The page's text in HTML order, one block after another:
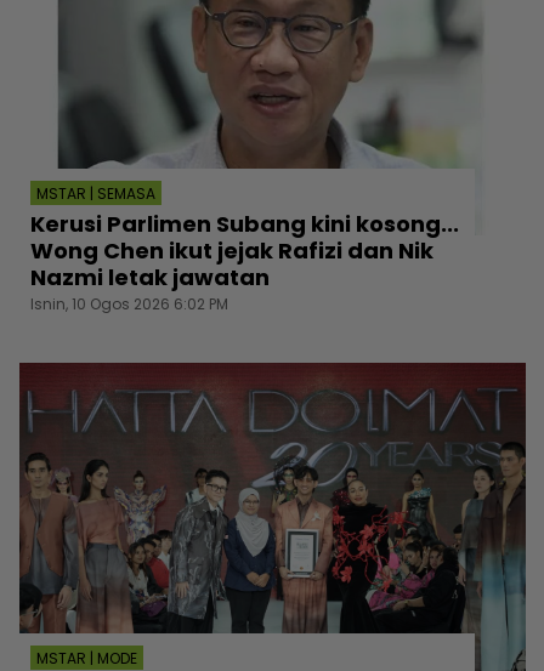
MSTAR | SEMASA
Kerusi Parlimen Subang kini kosong...
Wong Chen ikut jejak Rafizi dan Nik
Nazmi letak jawatan
Isnin, 10 Ogos 2026 6:02 PM
MSTAR | MODE